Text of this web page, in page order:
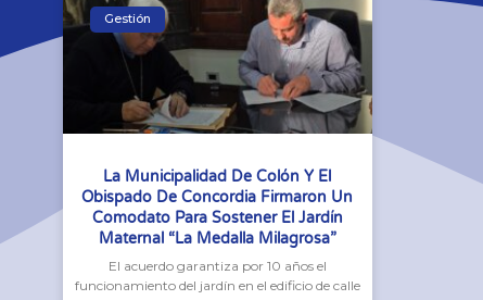
Gestión
La Municipalidad De Colón Y El
Obispado De Concordia Firmaron Un
Comodato Para Sostener El Jardín
Maternal “La Medalla Milagrosa”
El acuerdo garantiza por 10 años el
funcionamiento del jardín en el edificio de calle